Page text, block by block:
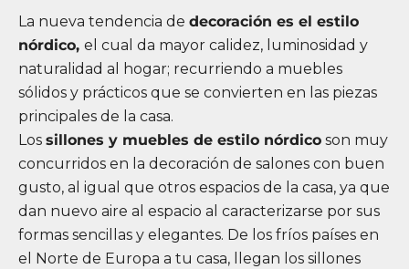
La nueva tendencia de decoración es el estilo
nórdico, el cual da mayor calidez, luminosidad y
naturalidad al hogar; recurriendo a muebles
sólidos y prácticos que se convierten en las piezas
principales de la casa.
Los sillones y muebles de estilo nórdico son muy
concurridos en la decoración de salones con buen
gusto, al igual que otros espacios de la casa, ya que
dan nuevo aire al espacio al caracterizarse por sus
formas sencillas y elegantes. De los fríos países en
el Norte de Europa a tu casa, llegan los sillones